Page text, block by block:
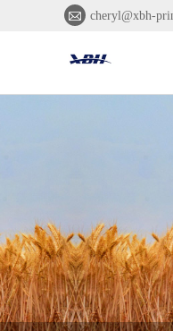
 cheryl@xbh-